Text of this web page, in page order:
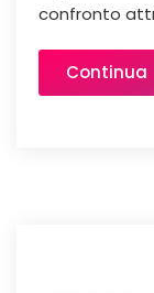
confronto
Continua